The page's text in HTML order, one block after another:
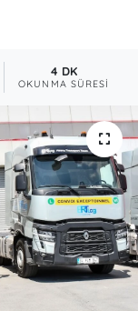
4 DK
OKUNMA SÜRESI